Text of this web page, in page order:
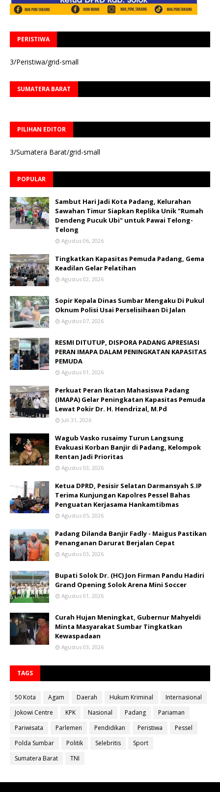
PERISTIWA
3/Peristiwa/grid-small
SUMATERA BARAT
PILIHAN EDITOR
3/Sumatera Barat/grid-small
POPULAR
Sambut Hari Jadi Kota Padang, Kelurahan
Sawahan Timur Siapkan Replika Unik "Rumah
Dendeng Pucuk Ubi" untuk Pawai Telong-
Telong
Agustus 06, 2026
Tingkatkan Kapasitas Pemuda Padang, Gema
Keadilan Gelar Pelatihan
Agustus 02, 2026
Sopir Kepala Dinas Sumbar Mengaku Di Pukul
Oknum Polisi Usai Perselisihaan Di Jalan
Agustus 07, 2026
RESMI DITUTUP, DISPORA PADANG APRESIASI
PERAN IMAPA DALAM PENINGKATAN KAPASITAS
PEMUDA
Agustus 01, 2026
Perkuat Peran Ikatan Mahasiswa Padang
(IMAPA) Gelar Peningkatan Kapasitas Pemuda
Lewat Pokir Dr. H. Hendrizal, M.Pd
Juli 31, 2026
Wagub Vasko rusaimy Turun Langsung
Evakuasi Korban Banjir di Padang, Kelompok
Rentan Jadi Prioritas
Agustus 03, 2026
Ketua DPRD, Pesisir Selatan Darmansyah S.IP
Terima Kunjungan Kapolres Pessel Bahas
Penguatan Kerjasama Hankamtibmas
Agustus 05, 2026
Padang Dilanda Banjir Fadly - Maigus Pastikan
Penanganan Darurat Berjalan Cepat
Agustus 03, 2026
Bupati Solok Dr. (HC) Jon Firman Pandu Hadiri
Grand Opening Solok Arena Mini Soccer
Agustus 01, 2026
Curah Hujan Meningkat, Gubernur Mahyeldi
Minta Masyarakat Sumbar Tingkatkan
Kewaspadaan
Agustus 03, 2026
TAGS
50 Kota Agam Daerah Hukum Kriminal
Internasional
Jokowi Centre
KPK Nasional Padang
Pariaman
Pariwisata
Parlemen Pendidikan Peristiwa
Pessel
Polda Sumbar
Politik Selebritis
Sport
Sumatera Barat
TNI